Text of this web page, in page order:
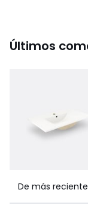
Últimos
De más